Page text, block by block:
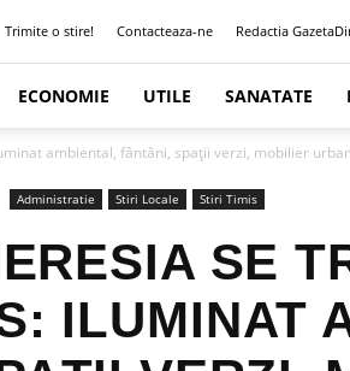
Trimite o stire! Contacteaza-ne Redactia
ECONOMIE UTILE SANATATE
ambiental, fântâni, spații verzi, mobilier
Administratie Stiri Locale Stiri Timis
SE
ILUMINAT